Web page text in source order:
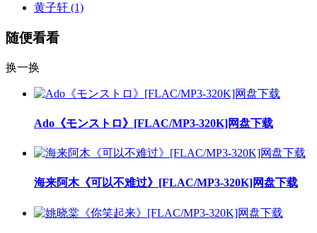
黄子轩 (1)
随便看看
换一换
Ado《モンストロ》[FLAC/MP3-320K]网盘下载
海来阿木《可以不难过》[FLAC/MP3-320K]网盘下载